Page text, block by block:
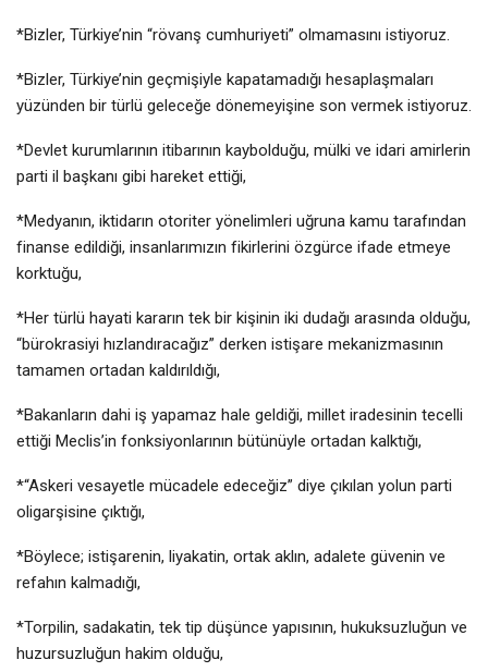
*Bizler, Türkiye’nin “rövanş cumhuriyeti” olmamasını istiyoruz.
*Bizler, Türkiye’nin geçmişiyle kapatamadığı hesaplaşmaları
yüzünden bir türlü geleceğe dönemeyişine son vermek istiyoruz.
*Devlet kurumlarının itibarının kaybolduğu, mülki ve idari amirlerin
parti il başkanı gibi hareket ettiği,
*Medyanın, iktidarın otoriter yönelimleri uğruna kamu tarafından
finanse edildiği, insanlarımızın fikirlerini özgürce ifade etmeye
korktuğu,
*Her türlü hayati kararın tek bir kişinin iki dudağı arasında olduğu,
“bürokrasiyi hızlandıracağız” derken istişare mekanizmasının
tamamen ortadan kaldırıldığı,
*Bakanların dahi iş yapamaz hale geldiği, millet iradesinin tecelli
ettiği Meclis’in fonksiyonlarının bütünüyle ortadan kalktığı,
*“Askeri vesayetle mücadele edeceğiz” diye çıkılan yolun parti
oligarşisine çıktığı,
*Böylece; istişarenin, liyakatin, ortak aklın, adalete güvenin ve
refahın kalmadığı,
*Torpilin, sadakatin, tek tip düşünce yapısının, hukuksuzluğun ve
huzursuzluğun hakim olduğu,